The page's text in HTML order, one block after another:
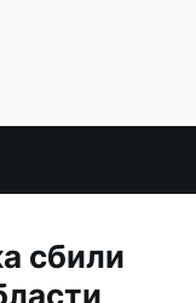
сбили